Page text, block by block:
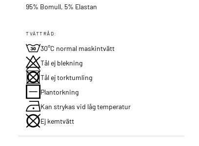
95% Bomull, 5% Elastan
TVÄTTRÅD:
30°C normal maskintvätt
Tål ej blekning
Tål ej torktumling
Plantorkning
Kan strykas vid låg temperatur
Ej kemtvätt